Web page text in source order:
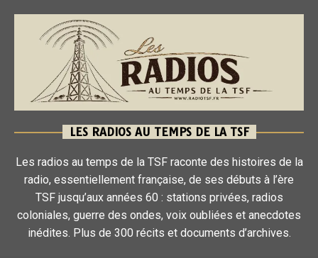
LES RADIOS AU TEMPS DE LA TSF
Les radios au temps de la TSF raconte des histoires de la
radio, essentiellement française, de ses débuts à l’ère
TSF jusqu’aux années 60 : stations privées, radios
coloniales, guerre des ondes, voix oubliées et anecdotes
inédites. Plus de 300 récits et documents d’archives.